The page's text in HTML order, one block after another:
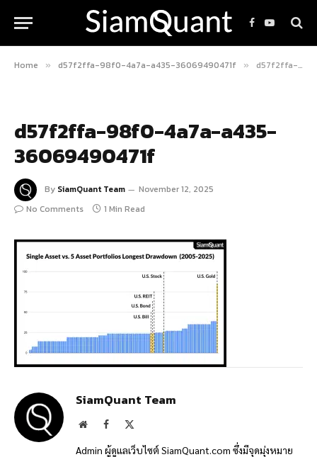
Facebook
YouTube
Home » d57f2ffa-98f0-4a7a-a435-36069490471f » d57f2ffa-98f0-4a7a-a435-36069490471f
d57f2ffa-98f0-4a7a-a435-
36069490471f
By SiamQuant Team
November 12, 2025
No Comments
1 Min Read
SiamQuant Team
WebsiteFacebook
Admin ผู้ดูแลเว็บไซต์ SiamQuant.com ซึ่งมีจุดมุ่งหมาย